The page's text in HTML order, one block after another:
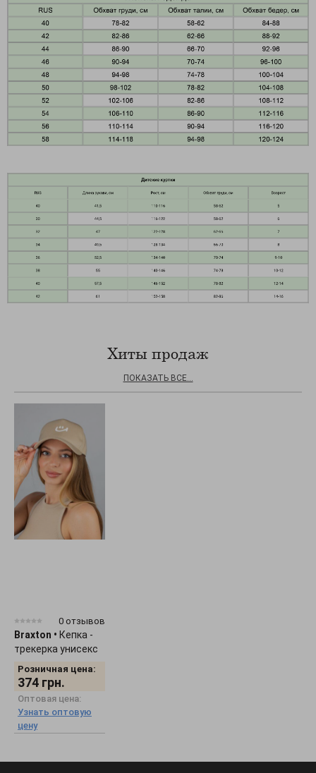
Хиты продаж
ПОКАЗАТЬ ВСЕ...
0 отзывов
Braxton • Кепка -
трекерка унисекс
Розничная цена:
374 грн.
Оптовая цена:
Узнать оптовую
цену